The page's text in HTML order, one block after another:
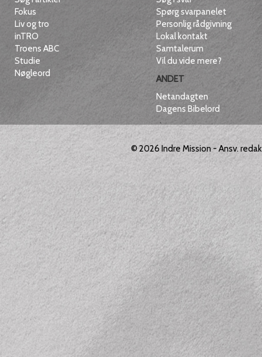
Fokus
Liv og tro
inTRO
Troens ABC
Studie
Nøgleord
Spørg svarpanelet
Personlig rådgivning
Lokal kontakt
Samtalerum
Vil du vide mere?
ANDET
Netandagten
Dagens Bibelord
© 2026 Indre Mission - Ansv.